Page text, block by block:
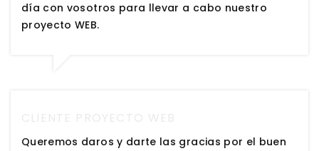
día con vosotros para llevar a cabo nuestro
proyecto WEB.
Queremos daros y darte las gracias por el buen